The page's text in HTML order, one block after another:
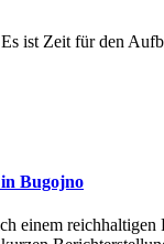
ist Zeit für den
Bugojno
einem reichhaltigen